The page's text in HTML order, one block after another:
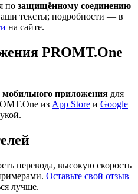
по защищённому соединению
тексты; подробности — в
на сайте.
PROMT.One
мобильного приложения для
из App Store и Google
перевода, высокую скорость
Оставьте свой отзыв
лучше.